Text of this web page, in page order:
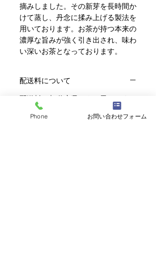
摘みしました。その新芽を長時間か
けて蒸し、丹念に揉み上げる製法を
用いております。お茶が持つ本来の
濃厚な旨みが強く引き出され、味わ
い深いお茶となっております。
配送料について
配送料は都道府県により異なりま
す。※輸送用段ボール代も含んでお
ります
Phone お問い合わせフォーム